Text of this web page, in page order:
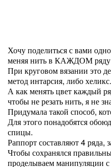
Хочу поделиться с вами
меняя нить в КАЖДОМ
При круговом вязании это
метод интарсия, либо хеликс.
А как менять цвет каждый
чтобы не резать нить, я не
Придумала такой способ,
Для этого понадобятся
спицы.
Раппорт составляют 4 ряда,
Чтобы сохранялся
проделываем манипуляции